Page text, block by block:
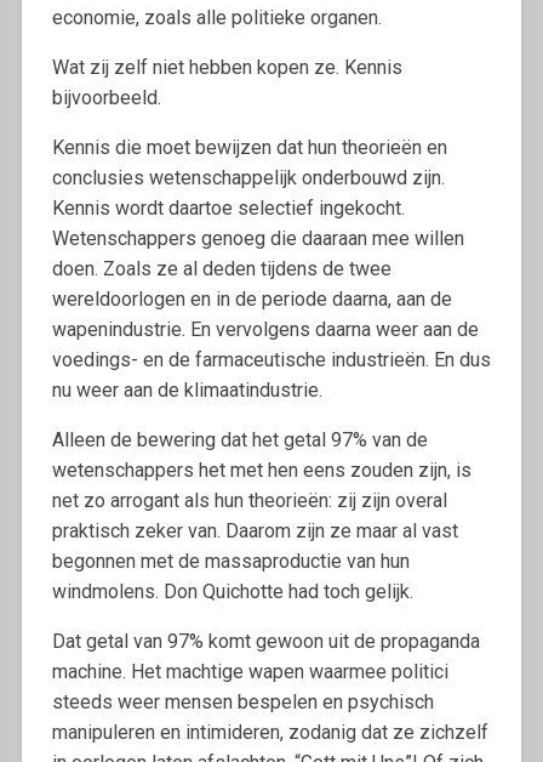
economie, zoals alle politieke organen.
Wat zij zelf niet hebben kopen ze. Kennis
bijvoorbeeld.
Kennis die moet bewijzen dat hun theorieën en
conclusies wetenschappelijk onderbouwd zijn.
Kennis wordt daartoe selectief ingekocht.
Wetenschappers genoeg die daaraan mee willen
doen. Zoals ze al deden tijdens de twee
wereldoorlogen en in de periode daarna, aan de
wapenindustrie. En vervolgens daarna weer aan de
voedings- en de farmaceutische industrieën. En dus
nu weer aan de klimaatindustrie.
Alleen de bewering dat het getal 97% van de
wetenschappers het met hen eens zouden zijn, is
net zo arrogant als hun theorieën: zij zijn overal
praktisch zeker van. Daarom zijn ze maar al vast
begonnen met de massaproductie van hun
windmolens. Don Quichotte had toch gelijk.
Dat getal van 97% komt gewoon uit de propaganda
machine. Het machtige wapen waarmee politici
steeds weer mensen bespelen en psychisch
manipuleren en intimideren, zodanig dat ze zichzelf